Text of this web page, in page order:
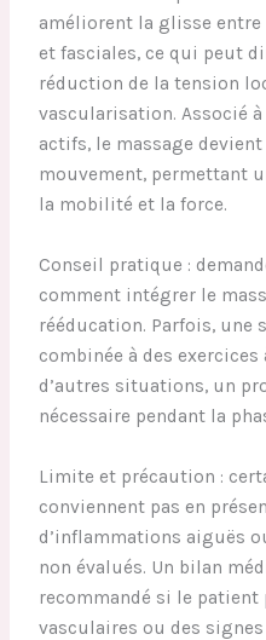
améliorent la glisse
et fasciales, ce qui peut
réduction de la tension
vascularisation. Associé
actifs, le massage
mouvement, permettant
la mobilité et la force.
Conseil pratique :
comment intégrer le
rééducation. Parfois, une
combinée à des
d’autres situations, un
nécessaire pendant la
Limite et précaution :
conviennent pas en
d’inflammations aiguës
non évalués. Un bilan
recommandé si le patient
vasculaires ou des